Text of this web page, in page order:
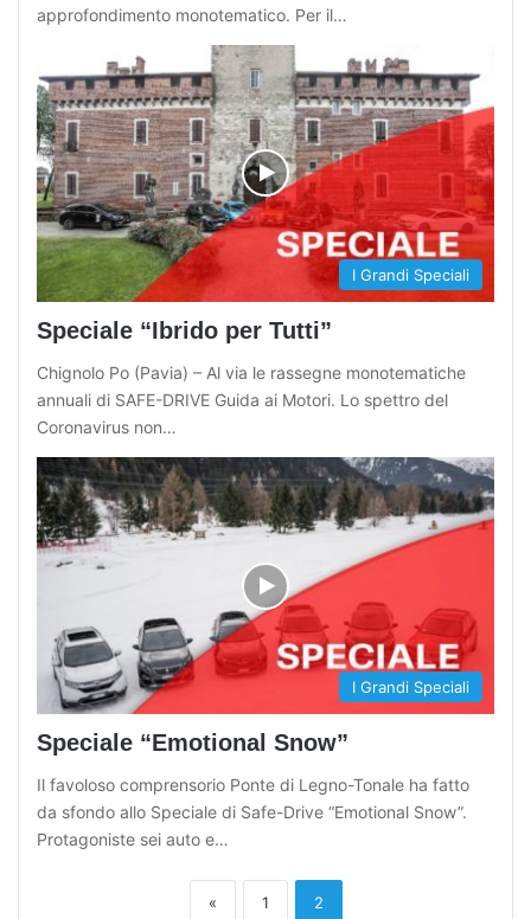
approfondimento monotematico. Per il…
I Grandi Speciali
Speciale “Ibrido per Tutti”
Chignolo Po (Pavia) – Al via le rassegne monotematiche
annuali di SAFE-DRIVE Guida ai Motori. Lo spettro del
Coronavirus non…
I Grandi Speciali
Speciale “Emotional Snow”
Il favoloso comprensorio Ponte di Legno-Tonale ha fatto
da sfondo allo Speciale di Safe-Drive “Emotional Snow”.
Protagoniste sei auto e…
« 1 2